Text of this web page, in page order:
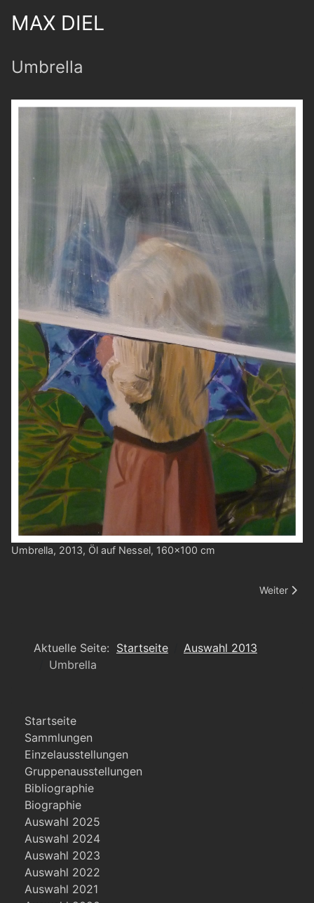
MAX DIEL
Umbrella
Umbrella, 2013, Öl auf Nessel, 160x100 cm
Nächster
Weiter
Aktuelle Seite: Startseite
Auswahl 2013
Umbrella
Startseite
Sammlungen
Einzelausstellungen
Gruppenausstellungen
Bibliographie
Biographie
Auswahl 2025
Auswahl 2024
Auswahl 2023
Auswahl 2022
Auswahl 2021